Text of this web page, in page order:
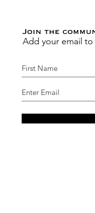
Join the
Add your email